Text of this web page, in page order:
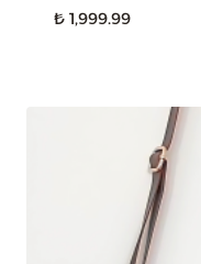
₺1,999.99